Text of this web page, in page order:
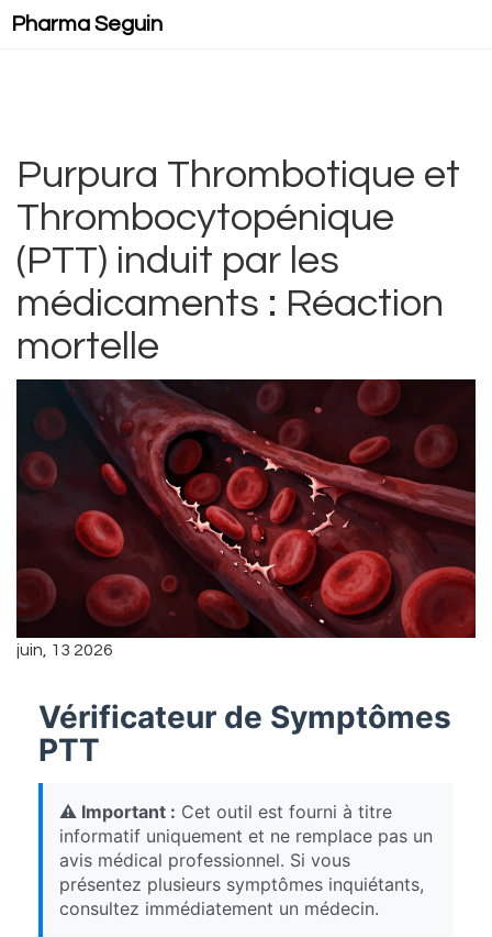
Pharma Seguin
Purpura Thrombotique et
Thrombocytopénique
(PTT) induit par les
médicaments : Réaction
mortelle
juin, 13 2026
Vérificateur de Symptômes
PTT
⚠️ Important : Cet outil est fourni à titre
informatif uniquement et ne remplace pas un
avis médical professionnel. Si vous
présentez plusieurs symptômes inquiétants,
consultez immédiatement un médecin.